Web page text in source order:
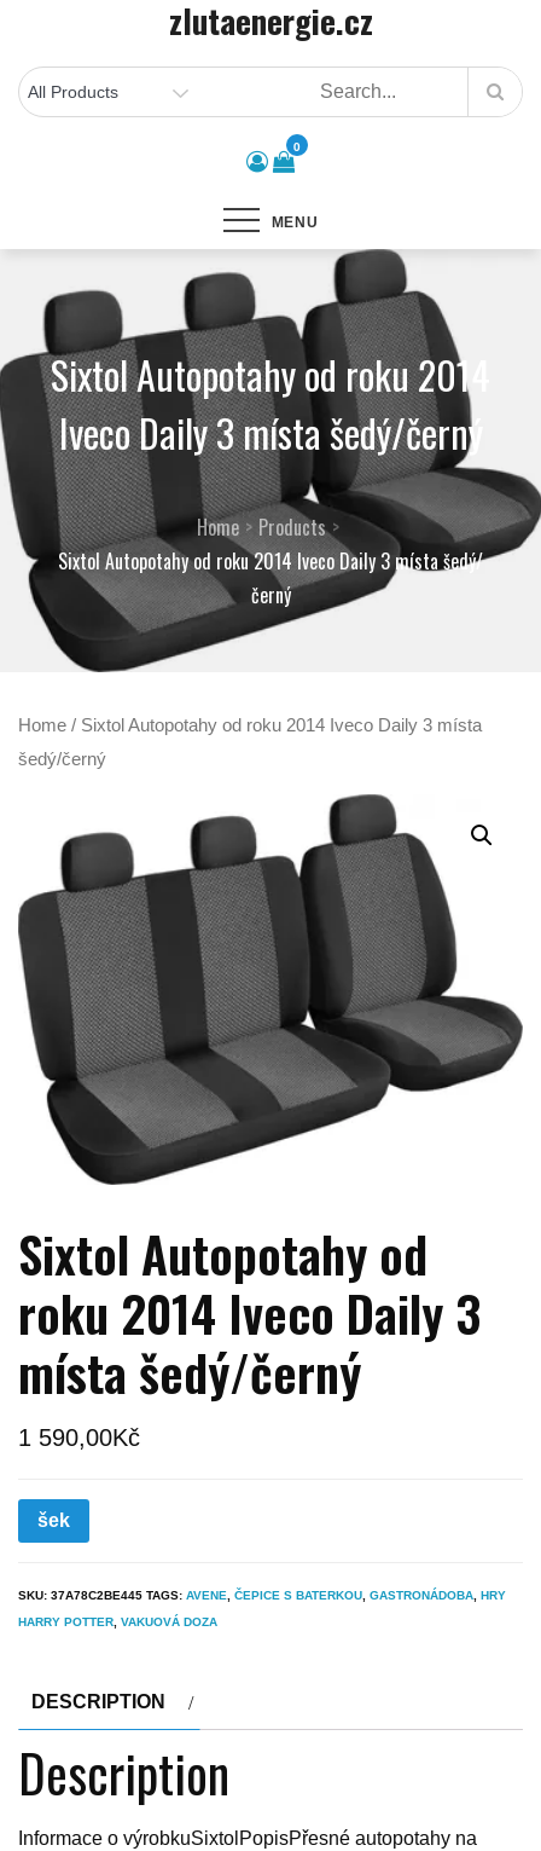
content
zlutaenergie.cz
0
MENU
Sixtol Autopotahy od roku 2014
Iveco Daily 3 místa šedý/černý
Home
Products
Sixtol Autopotahy od roku 2014 Iveco Daily 3 místa šedý/
černý
Home / Sixtol Autopotahy od roku 2014 Iveco Daily 3 místa
šedý/černý
Sixtol Autopotahy od
roku 2014 Iveco Daily 3
místa šedý/černý
1 590,00Kč
šek
SKU: 37A78C2BE445 TAGS: AVENE ČEPICE S BATERKOU GASTRONÁDOBA HRY
HARRY POTTER VAKUOVÁ DOZA
DESCRIPTION
Description
Informace o výrobkuSixtolPopisPřesné autopotahy na